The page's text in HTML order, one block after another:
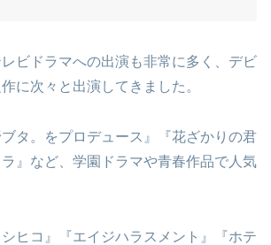
ビドラマへの出演も非常に多く、デビ
に次々と出演してきました。
タ。をプロデュース』『花ざかりの君
』など、学園ドラマや青春作品で人気
ヒコ』『エイジハラスメント』『ホテ